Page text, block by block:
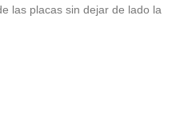
las placas sin dejar de lado la